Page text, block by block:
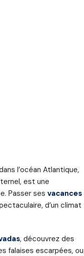
l’océan Atlantique,
est une
Passer ses vacances
d’un climat
, découvrez des
falaises escarpées, ou